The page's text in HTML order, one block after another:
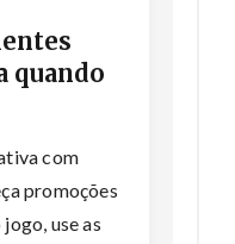
quando
com
promoções
use as